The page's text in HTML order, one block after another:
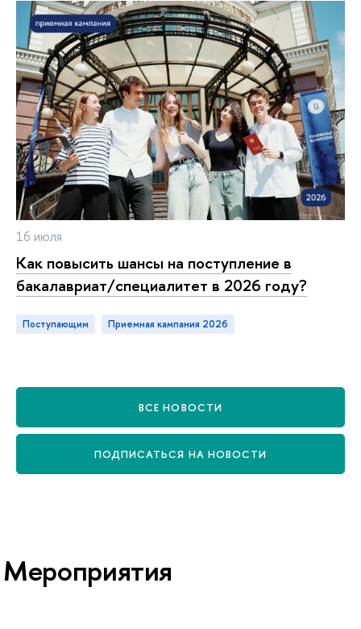
16 июля
Как повысить шансы на поступление
акалавриат/специалитет в 2026 году?
Поступающим приемная кампания 2026
СЕ НОВОСТИ
ПОДПИСАТЬСЯ НА НОВОСТИ
Мероприятия